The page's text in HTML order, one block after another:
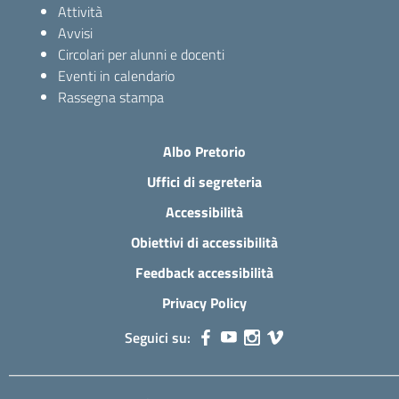
Attività
Avvisi
Circolari per alunni e docenti
Eventi in calendario
Rassegna stampa
Albo Pretorio
Uffici di segreteria
Accessibilità
Obiettivi di accessibilità
Feedback accessibilità
Privacy Policy
Seguici su: